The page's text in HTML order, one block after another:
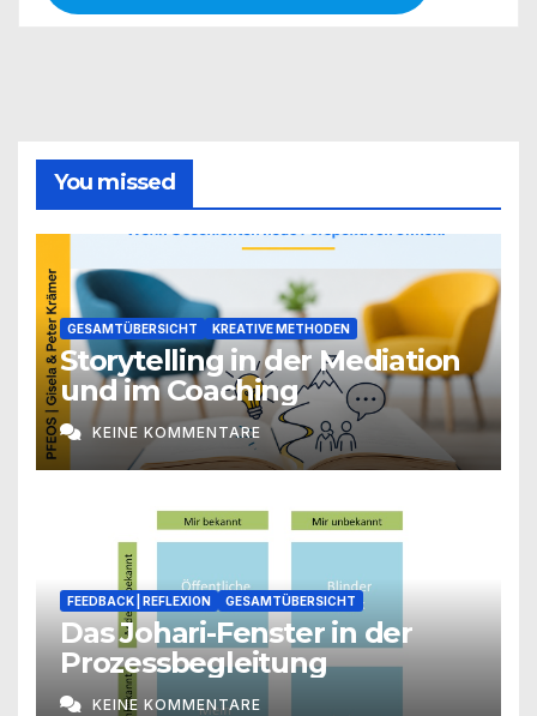
You missed
GESAMTÜBERSICHT KREATIVE METHODEN
Storytelling in der Mediation
und im Coaching
KEINE KOMMENTARE
FEEDBACK | REFLEXION GESAMTÜBERSICHT
Das Johari-Fenster in der
Prozessbegleitung
KEINE KOMMENTARE